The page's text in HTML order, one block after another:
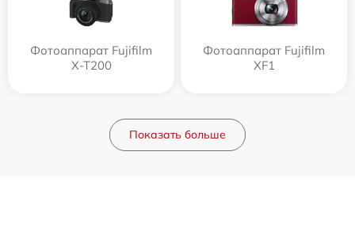
Фотоаппарат Fujifilm
X-T200
Фотоаппарат Fujifilm
XF1
Показать больше